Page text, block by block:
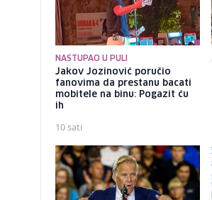
NASTUPAO U PULI
Jakov Jozinović poručio
fanovima da prestanu bacati
mobitele na binu: Pogazit ću
ih
10 sati